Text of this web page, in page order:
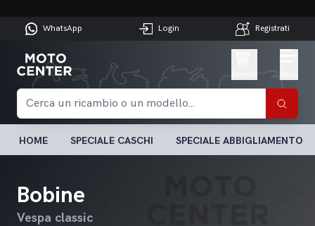
WhatsApp Login Registrati
HOME SPECIALE CASCHI SPECIALE ABBIGLIAMENTO
Bobine
Vespa classic